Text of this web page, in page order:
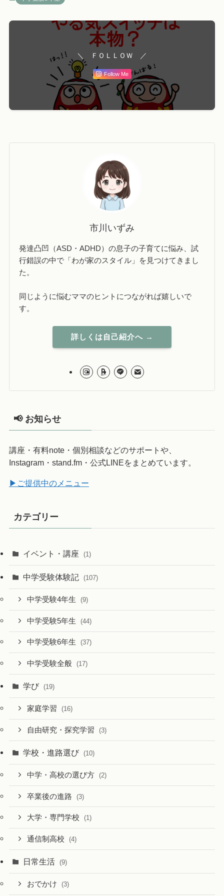
＼ ＦＯＬＬＯＷ ／
Follow Me
市川いずみ
発達凸凹（ASD・ADHD）の息子の子育てに悩み、試
行錯誤の中で「わが家のスタイル」を見つけてきまし
た。
同じように悩むママのヒントにつながれば嬉しいで
す。
詳しくは自己紹介へ →
📢 お知らせ
講座・有料note・個別相談などのサポートや、
Instagram・stand.fm・公式LINEをまとめています。
▶ご提供中のメニュー
カテゴリー
イベント・講座 (1)
中学受験体験記 (107)
中学受験4年生 (9)
中学受験5年生 (44)
中学受験6年生 (37)
中学受験全般 (17)
学び (19)
家庭学習 (16)
自由研究・探究学習 (3)
学校・進路選び (10)
中学・高校の選び方 (2)
卒業後の進路 (3)
大学・専門学校 (1)
通信制高校 (4)
日常生活 (9)
おでかけ (3)